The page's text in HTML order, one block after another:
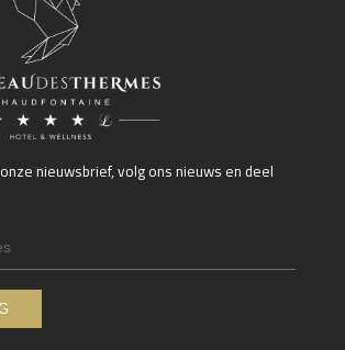
nieuwsbrief, volg ons nieuws en deel